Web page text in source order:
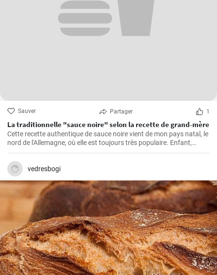
Sauver Partager 1
La traditionnelle "sauce noire" selon la recette de grand-mère
Cette recette authentique de sauce noire vient de mon pays natal, le
nord de l'Allemagne, où elle est toujours très populaire. Enfant,
j'adorais regarder ma grand-mère dans la cuisine préparer ce
bouillon de viande riche et savoureux. La viande de porc est cuite
avec des épices et servie dans une sauce avec du sang. Un goût
inoubliable qui me rappelle toujours les dimanches passés dans la
maison de ma grand-mère.
vedresbogi